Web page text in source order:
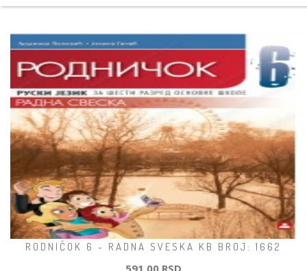
RODNIČOK 6 - RADNA SVESKA KB BROJ: 1662